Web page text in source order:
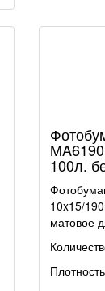
100л.
10x15/
матовое